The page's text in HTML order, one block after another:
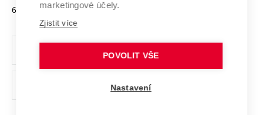
Specifický výzkum
Organizační struktura
Ochrana osobních údajů
odkaz)
602 00 Brno
vut@vutbr.cz
marketingové účely.
Zjistit více
POVOLIT VŠE
Nastavení